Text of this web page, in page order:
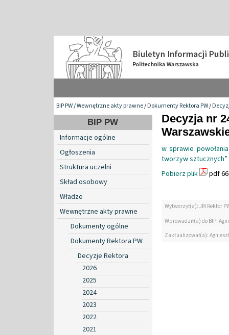
BIP PW/Wewnętrzne akty prawne/Dokumenty Rektora PW/
BIP PW
Informacje ogólne
Ogłoszenia
Struktura uczelni
Skład osobowy
Władze
Wewnętrzne akty prawne
Dokumenty ogólne
Dokumenty Rektora PW
Decyzje Rektora
2026
2025
2024
2023
2022
2021
Decyzja nr
w sprawie
tworzyw
Pobierz plik
pdf
Wytworzył(a): JM Rektor
Wprowadził(a) do BIP:
Zaktualizował(a):